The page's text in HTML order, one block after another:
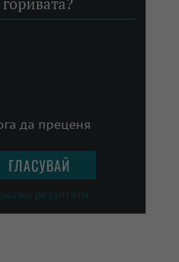
да преценя
резултати